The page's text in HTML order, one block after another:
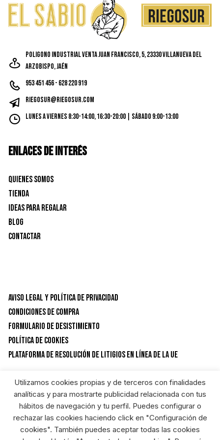
Poligono Industrial Venta Juan Francisco, 5, 23330 Villanueva del
Arzobispo, Jaén
953 451 456 - 628 220 919
riegosur@riegosur.com
Lunes a Viernes 8:30-14:00, 16:30-20:00 | Sábado 9:00-13:00
ENLACES DE INTERÉS
Quienes Somos
Tienda
Ideas para Regalar
Blog
Contactar
Aviso Legal y Política de privacidad
Condiciones de Compra
Formulario de desistimiento
Política de Cookies
Plataforma de resolución de litigios en línea de la UE
CATEGORÍAS DEL PRODUCTO
×
Hogar
Utilizamos cookies propias y de terceros con finalidades
analíticas y para mostrarte publicidad relacionada con tus
hábitos de navegación y tu perfil. Puedes configurar o
rechazar las cookies haciendo click en "Configuración de
cookies". También puedes aceptar todas las cookies